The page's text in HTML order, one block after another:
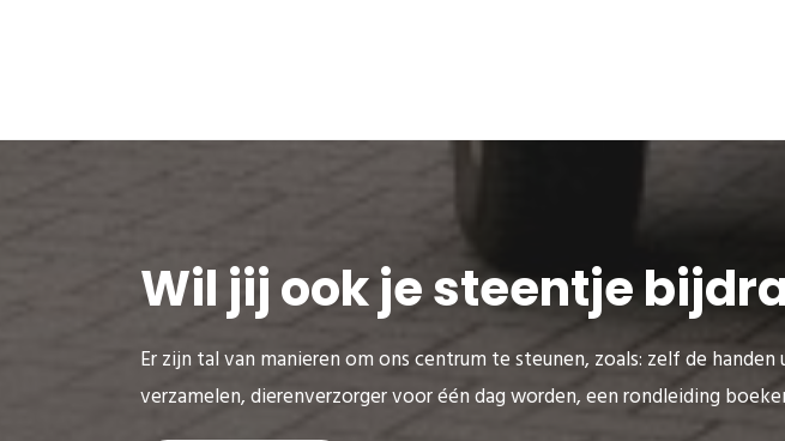
Wil jij ook je steentje
Er zijn tal van manieren om ons centrum te steunen, zoals: zelf de
verzamelen, dierenverzorger voor één dag worden, een rondleiding